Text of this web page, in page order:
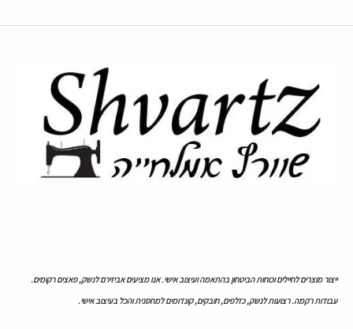
ייצור מוצרים לחיילים וכוחות הביטחון בהתאמה ועיצוב אישי. אנו מציעים אביזירם לנשק, פאצים רקומים.
עבודות רקמה. רצועות לנשק, כזלפים, חובקים, קונדומים למחסנית והכל בעיצוב אישי.